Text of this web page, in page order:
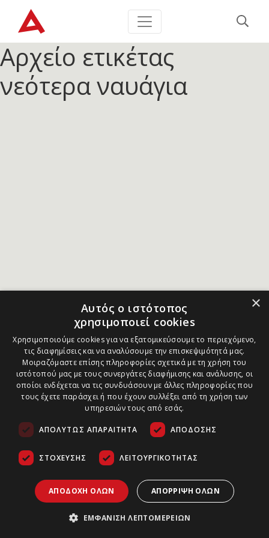
Αρχείο ετικέτας
νεότερα ναυάγια
×
Αυτός ο ιστότοπος
χρησιμοποιεί cookies
Χρησιμοποιούμε cookies για να εξατομικεύσουμε το περιεχόμενο,
τις διαφημίσεις και να αναλύσουμε την επισκεψιμότητά μας.
Μοιραζόμαστε επίσης πληροφορίες σχετικά με τη χρήση του
ιστότοπού μας με τους συνεργάτες διαφήμισης και ανάλυσης, οι
οποίοι ενδέχεται να τις συνδυάσουν με άλλες πληροφορίες που
τους έχετε παράσχει ή που έχουν συλλέξει από τη χρήση των
υπηρεσιών τους από εσάς.
ΑΠΟΛΎΤΩΣ ΑΠΑΡΑΊΤΗΤΑ ΑΠΌΔΟΣΗΣ
ΣΤΌΧΕΥΣΗΣ ΛΕΙΤΟΥΡΓΙΚΌΤΗΤΑΣ
ΑΠΟΔΟΧΉ ΌΛΩΝ ΑΠΌΡΡΙΨΗ ΌΛΩΝ
ΕΜΦΆΝΙΣΗ ΛΕΠΤΟΜΕΡΕΙΏΝ